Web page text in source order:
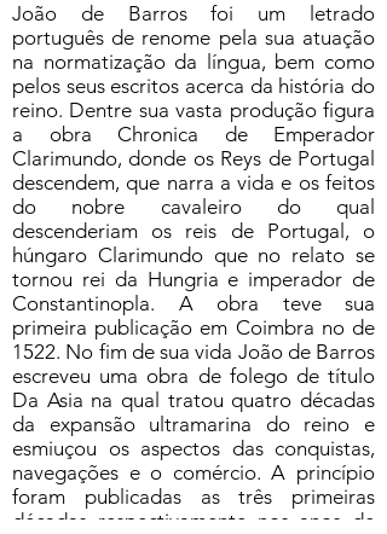
João de Barros foi um letrado
português de renome pela sua atuação
na normatização da língua, bem como
pelos seus escritos acerca da história do
reino. Dentre sua vasta produção figura
a obra Chronica de Emperador
Clarimundo, donde os Reys de Portugal
descendem, que narra a vida e os feitos
do nobre cavaleiro do qual
descenderiam os reis de Portugal, o
húngaro Clarimundo que no relato se
tornou rei da Hungria e imperador de
Constantinopla. A obra teve sua
primeira publicação em Coimbra no de
1522. No fim de sua vida João de Barros
escreveu uma obra de folego de título
Da Asia na qual tratou quatro décadas
da expansão ultramarina do reino e
esmiuçou os aspectos das conquistas,
navegações e o comércio. A princípio
foram publicadas as três primeiras
décadas respectivamente nos anos de